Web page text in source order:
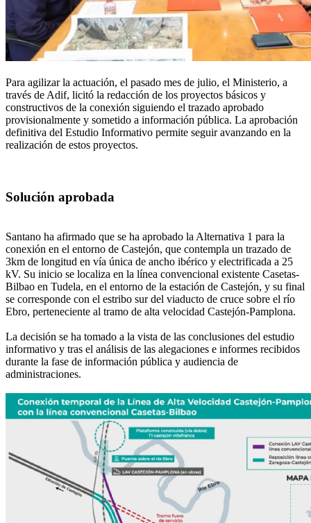
Para agilizar la actuación, el pasado mes de julio, el Ministerio, a
través de Adif, licitó la redacción de los proyectos básicos y
constructivos de la conexión siguiendo el trazado aprobado
provisionalmente y sometido a información pública. La aprobación
definitiva del Estudio Informativo permite seguir avanzando en la
realización de estos proyectos.
Solución aprobada
Santano ha afirmado que se ha aprobado la Alternativa 1 para la
conexión en el entorno de Castejón, que contempla un trazado de
3km de longitud en vía única de ancho ibérico y electrificada a 25
kV. Su inicio se localiza en la línea convencional existente Casetas-
Bilbao en Tudela, en el entorno de la estación de Castejón, y su final
se corresponde con el estribo sur del viaducto de cruce sobre el río
Ebro, perteneciente al tramo de alta velocidad Castejón-Pamplona.
La decisión se ha tomado a la vista de las conclusiones del estudio
informativo y tras el análisis de las alegaciones e informes recibidos
durante la fase de información pública y audiencia de
administraciones.